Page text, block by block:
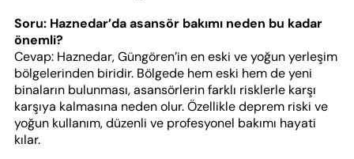
Soru: Haznedar’da asansör bakımı neden bu kadar
önemli?
Cevap: Haznedar, Güngören’in en eski ve yoğun yerleşim
bölgelerinden biridir. Bölgede hem eski hem de yeni
binaların bulunması, asansörlerin farklı risklerle karşı
karşıya kalmasına neden olur. Özellikle deprem riski ve
yoğun kullanım, düzenli ve profesyonel bakımı hayati
kılar.